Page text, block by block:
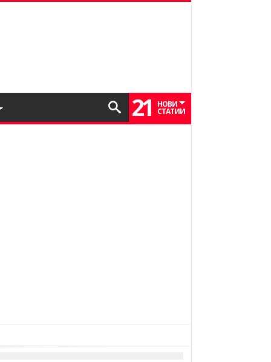
21 НОВИ
СТАТИИ